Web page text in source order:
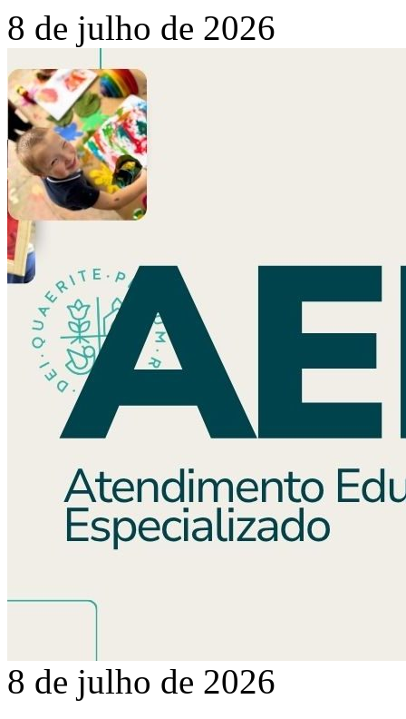
8 de julho de 2026
8 de julho de 2026